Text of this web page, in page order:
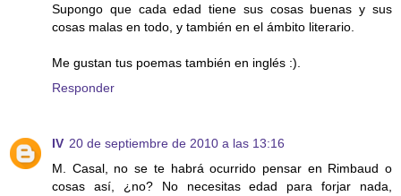
Supongo que cada edad tiene sus cosas buenas y sus
cosas malas en todo, y también en el ámbito literario.
Me gustan tus poemas también en inglés :).
Responder
IV 20 de septiembre de 2010 a las 13:16
M. Casal, no se te habrá ocurrido pensar en Rimbaud o
cosas así, ¿no? No necesitas edad para forjar nada,